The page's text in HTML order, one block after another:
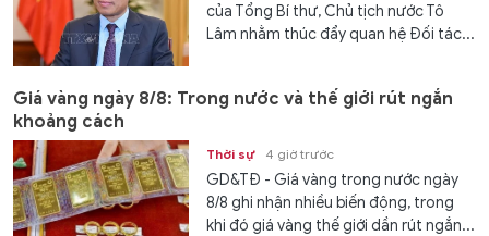
của Tổng Bí thư, Chủ tịch nước Tô
Lâm nhằm thúc đẩy quan hệ Đối tác...
Giá vàng ngày 8/8: Trong nước và thế giới rút ngắn
khoảng cách
Thời sự 4 giờ trước
GD&TĐ - Giá vàng trong nước ngày
8/8 ghi nhận nhiều biến động, trong
khi đó giá vàng thế giới dần rút ngắn...